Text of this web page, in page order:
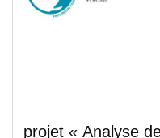
projet « Analyse